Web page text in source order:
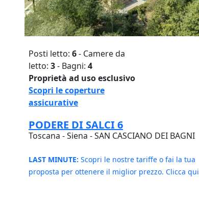
Posti letto: 6- Camere da
letto: 3- Bagni: 4
Proprietà ad uso esclusivo
Scopri le coperture
assicurative
PODERE DI SALCI 6
Toscana - Siena - SAN CASCIANO DEI BAGNI
LAST MINUTE: Scopri le nostre tariffe o fai la tua
proposta per ottenere il miglior prezzo. Clicca qui